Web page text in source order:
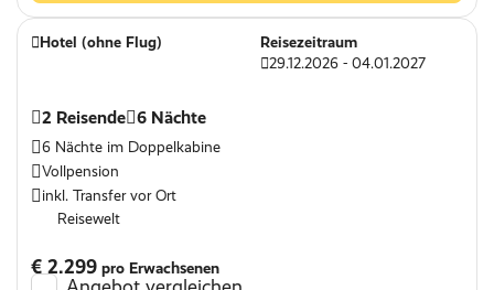
Hotel (ohne Flug)
Reisezeitraum
29.12.2026 - 04.01.2027
2 Reisende 6 Nächte
6 Nächte im Doppelkabine
Vollpension
inkl. Transfer vor Ort
Reisewelt
€ 2.299 pro Erwachsenen